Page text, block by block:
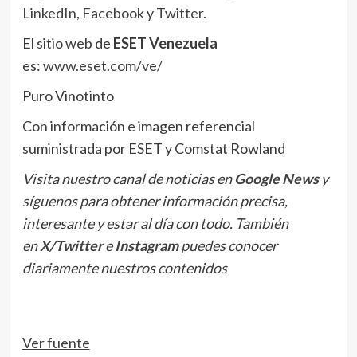
LinkedIn, FacebookyTwitter.
El sitio web de ESET Venezuela
es:www.eset.com/ve/
Puro Vinotinto
Con información e imagen referencial
suministrada por ESET y Comstat Rowland
Visita nuestro canal de noticias enGoogle Newsy
síguenos para obtener información precisa,
interesante y estar al día con todo. También
enX/TwittereInstagrampuedes conocer
diariamente nuestros contenidos
Ver fuente